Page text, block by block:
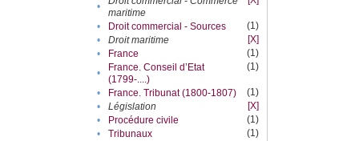
•
maritime
• Droit commercial - Sources
(1)
•
Droit maritime
[X]
•
France
(1)
•
France. Conseil d’Etat
(1799-....)
(1)
• France. Tribunat (1800-1807)
(1)
•
Législation
[X]
•
Procédure civile
(1)
•
Tribunaux
(1)